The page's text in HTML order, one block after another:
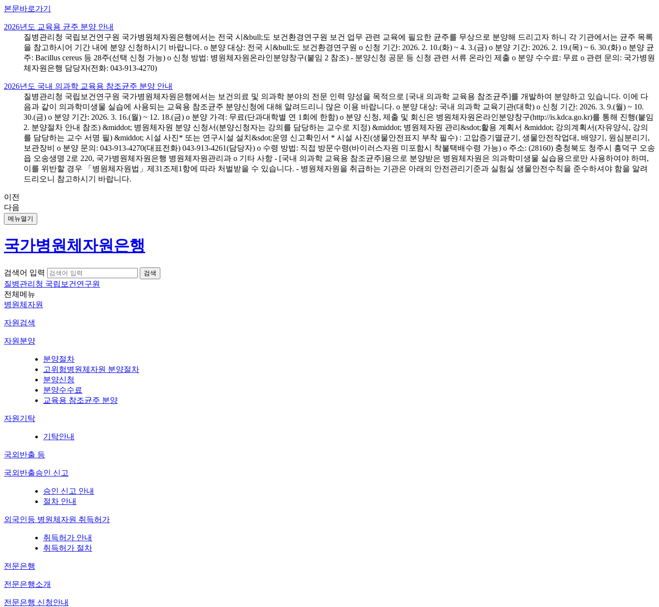
본문바로가기
2026년도 교육용 균주 분양 안내
질병관리청 국립보건연구원 국가병원체자원은행에서는 전국 시&bull;도 보건환경연구원 보건 업무 관련 교육에 필요한 균주를 무상으로 분양해 드리고자 하니 각 기관에서는 균주 목록
을 참고하시어 기간 내에 분양 신청하시기 바랍니다. o 분양 대상: 전국 시&bull;도 보건환경연구원 o 신청 기간: 2026. 2. 10.(화) ~ 4. 3.(금) o 분양 기간: 2026. 2. 19.(목) ~ 6. 30.(화) o 분양 균
주: Bacillus cereus 등 28주(선택 신청 가능) o 신청 방법: 병원체자원온라인분양창구(붙임 2 참조) - 분양신청 공문 등 신청 관련 서류 온라인 제출 o 분양 수수료: 무료 o 관련 문의: 국가병원
체자원은행 담당자(전화: 043-913-4270)
2026년도 국내 의과학 교육용 참조균주 분양 안내
질병관리청 국립보건연구원 국가병원체자원은행에서는 보건의료 및 의과학 분야의 전문 인력 양성을 목적으로 [국내 의과학 교육용 참조균주]를 개발하여 분양하고 있습니다. 이에 다
음과 같이 의과학미생물 실습에 사용되는 교육용 참조균주 분양신청에 대해 알려드리니 많은 이용 바랍니다. o 분양 대상: 국내 의과학 교육기관(대학) o 신청 기간: 2026. 3. 9.(월) ~ 10.
30.(금) o 분양 기간: 2026. 3. 16.(월) ~ 12. 18.(금) o 분양 가격: 무료(단과대학별 연 1회에 한함) o 분양 신청, 제출 및 회신은 병원체자원온라인분양창구(http://is.kdca.go.kr)를 통해 진행(붙임
2. 분양절차 안내 참조) &middot; 병원체자원 분양 신청서(분양신청자는 강의를 담당하는 교수로 지정) &middot; 병원체자원 관리&sdot;활용 계획서 &middot; 강의계획서(자유양식, 강의
를 담당하는 교수 서명 필) &middot; 시설 사진* 또는 연구시설 설치&sdot;운영 신고확인서 * 시설 사진(생물안전표지 부착 필수) : 고압증기멸균기, 생물안전작업대, 배양기, 원심분리기,
보관장비 o 분양 문의: 043-913-4270(대표전화) 043-913-4261(담당자) o 수령 방법: 직접 방문수령(바이러스자원 미포함시 착불택배수령 가능) o 주소: (28160) 충청북도 청주시 흥덕구 오송
읍 오송생명 2로 220, 국가병원체자원은행 병원체자원관리과 o 기타 사항 - [국내 의과학 교육용 참조균주]용으로 분양받은 병원체자원은 의과학미생물 실습용으로만 사용하여야 하며,
이를 위반할 경우 「병원체자원법」제31조제1항에 따라 처벌받을 수 있습니다. - 병원체자원을 취급하는 기관은 아래의 안전관리기준과 실험실 생물안전수칙을 준수하셔야 함을 알려
드리오니 참고하시기 바랍니다.
이전
다음
메뉴열기
국가병원체자원은행
검색어 입력
질병관리청 국립보건연구원
전체메뉴
병원체자원
자원검색
자원분양
분양절차
고위험병원체자원 분양절차
분양신청
분양수수료
교육용 참조균주 분양
자원기탁
기탁안내
국외반출 등
국외반출승인 신고
승인 신고 안내
절차 안내
외국인등 병원체자원 취득허가
취득허가 안내
취득허가 절차
전문은행
전문은행소개
전문은행 신청안내